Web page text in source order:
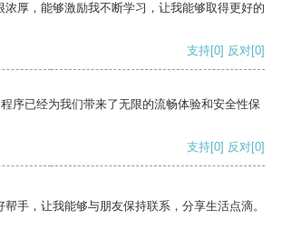
浓厚，能够激励我不断学习，让我能够取得更好的
支持[0] 反对[0]
序已经为我们带来了无限的流畅体验和安全性保
支持[0] 反对[0]
手，让我能够与朋友保持联系，分享生活点滴。